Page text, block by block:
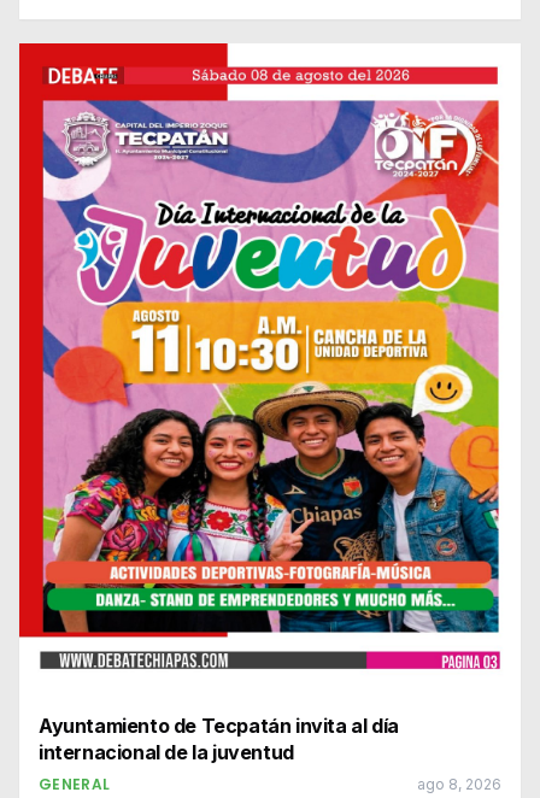
Ayuntamiento de Tecpatán invita al día
internacional de la juventud
GENERAL ago 8, 2026